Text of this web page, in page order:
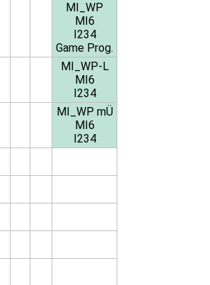
MI_WP
MI6
I234
Game Prog.
MI_WP-L
MI6
I234
MI_WP mÜ
MI6
I234